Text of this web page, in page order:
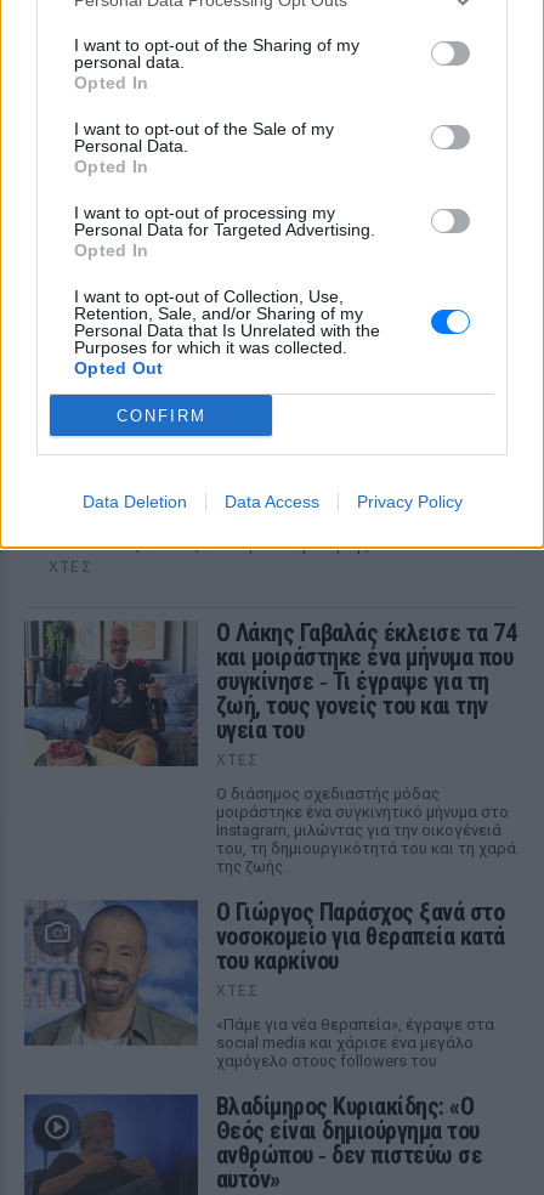
I want to opt-out of the Sharing of my
personal data.
Opted In
I want to opt-out of the Sale of my
Personal Data.
Opted In
I want to opt-out of processing my
Personal Data for Targeted Advertising.
Opted In
I want to opt-out of Collection, Use,
Retention, Sale, and/or Sharing of my
Personal Data that Is Unrelated with the
Purposes for which it was collected.
Opted Out
CONFIRM
Data Deletion Data Access Privacy Policy
«Δεν θα το ξεχάσω όσο ζω»: Η
συγκλονιστική εξομολόγηση
της Αγγελικής Ηλιάδη για τη
ΧΤΕΣ
νοσοκομείο της Αρτας.
Η Ιωάννα Τούνη δημοσίευσε υλικό από τις
διακοπές της στη Μύκονο: Όσο και αν έχω
προορισμός
ακόλουθους εικόνες από την απόδρασή της
ΧΤΕΣ
Ο Λάκης Γαβαλάς έκλεισε τα 74
και μοιράστηκε ένα μήνυμα που
συγκίνησε ‑ Τι έγραψε για τη
ζωή, τους γονείς του και την
υγεία του
ΧΤΕΣ
Ο διάσημος σχεδιαστής μόδας
μοιράστηκε ένα συγκινητικό μήνυμα στο
Instagram, μιλώντας για την οικογένειά
του, τη δημιουργικότητά του και τη χαρά
της ζωής.
O Γιώργος Παράσχος ξανά στο
νοσοκομείο για θεραπεία κατά
του καρκίνου
ΧΤΕΣ
«Πάμε για νέα θεραπεία», έγραψε στα
social media και χάρισε ένα μεγάλο
χαμόγελο στους followers του
Βλαδίμηρος Κυριακίδης: «Ο
Θεός είναι δημιούργημα του
ανθρώπου ‑ δεν πιστεύω σε
αυτόν»